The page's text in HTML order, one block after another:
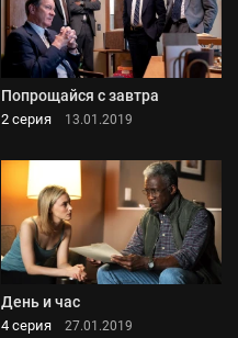
Попрощайся с завтра
2 серия 13.01.2019
День и час
4 серия 27.01.2019